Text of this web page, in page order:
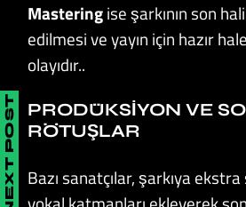
Masteringise şarkının son
edilmesi ve yayın için hazır
olayıdır..
PRODÜKSIYON VE
RÖTUŞLAR
Bazı sanatçılar, şarkıya
NEXT POST